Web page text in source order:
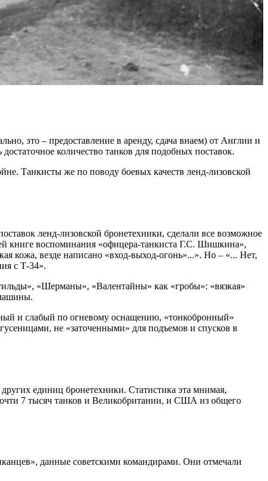
это – предоставление в аренду, сдача внаем) от Англии и
количество танков для подобных поставок.
Танкисты же по поводу боевых качеств ленд-лизовской
ленд-лизовской бронетехники, сделали все возможное
книге воспоминания «офицера-танкиста Г.С. Шишкина»,
кожа, везде написано «вход-выход-огонь»...». Но – «... Нет,
с Т-34».
«Шерманы», «Валентайны» как «гробы»: «вязкая»
и слабый по огневому оснащению, «тонкобронный»
не «заточенными» для подъемов и спусков в
единиц бронетехники. Статистика эта мнимая,
7 тысяч танков и Великобритании, и США из общего
данные советскими командирами. Они отмечали